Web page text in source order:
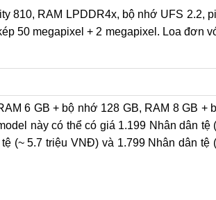
810, RAM LPDDR4x, bộ nhớ UFS 2.2,
50 megapixel + 2 megapixel. Loa đơn
6 GB + bộ nhớ 128 GB, RAM 8 GB +
này có thể có giá 1.199 Nhân dân tệ
(~ 5.7 triệu VNĐ) và 1.799 Nhân dân tệ